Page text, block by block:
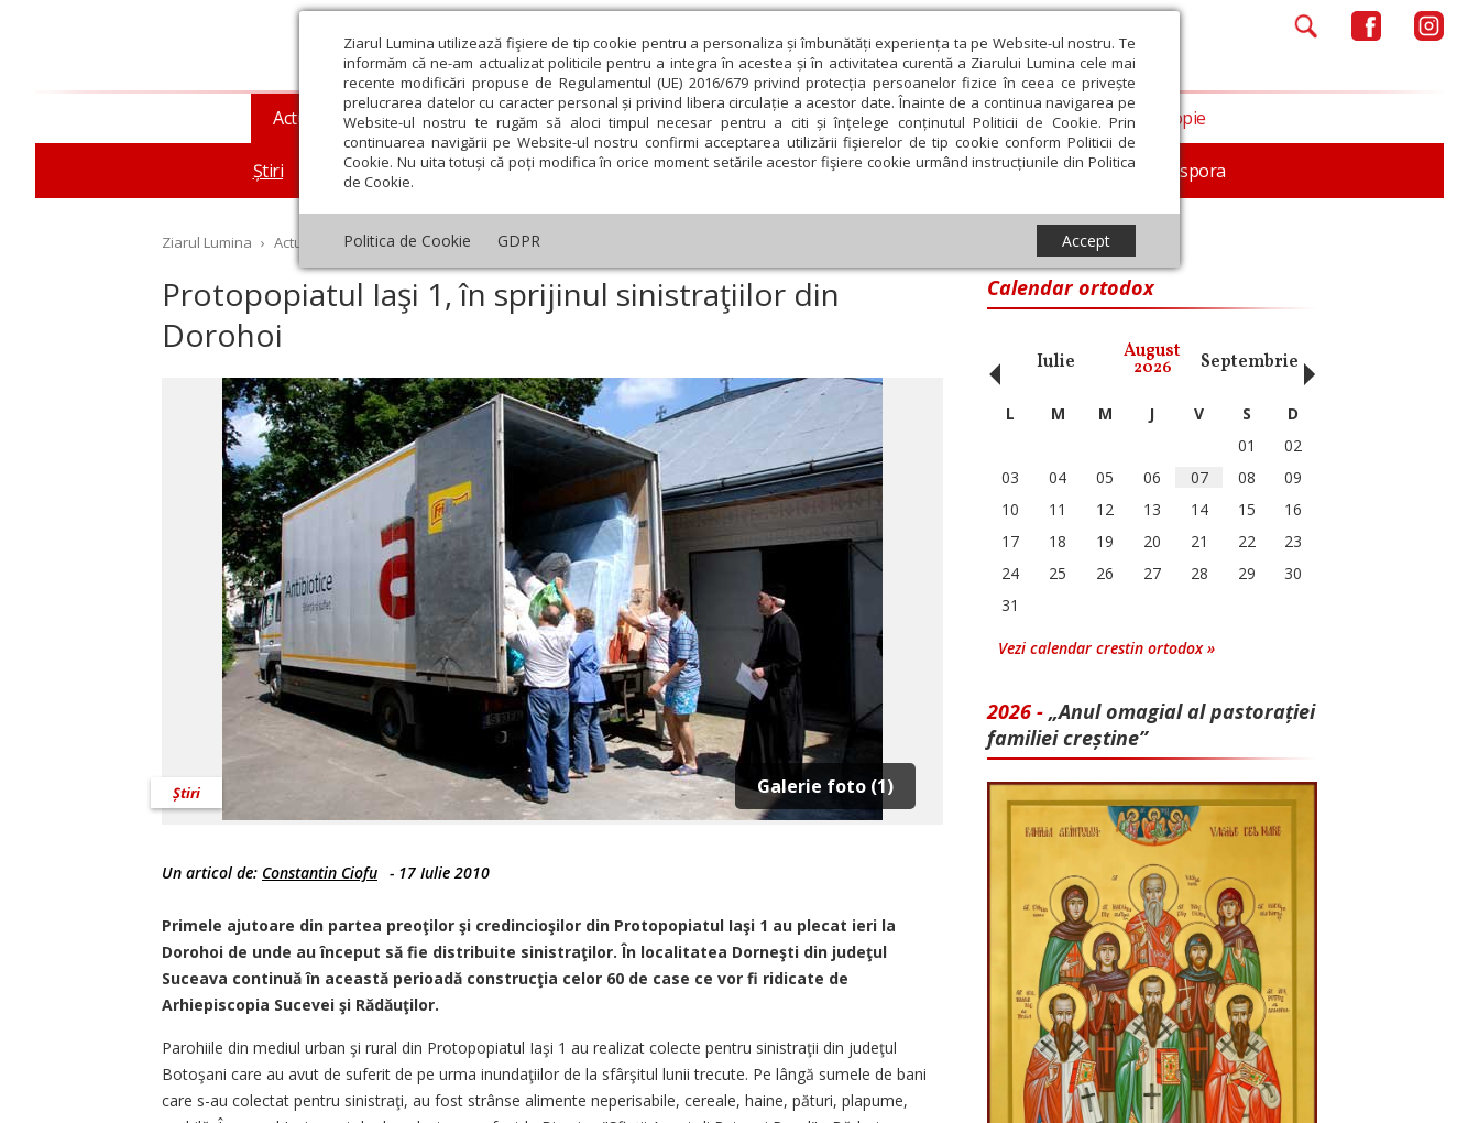
Ziarul Lumina utilizează fişiere de tip cookie pentru a personaliza și îmbunătăți experiența ta pe Website-ul nostru. Te
informăm că ne-am actualizat politicile pentru a integra în acestea și în activitatea curentă a Ziarului Lumina cele mai
recente modificări propuse de Regulamentul (UE) 2016/679 privind protecția persoanelor fizice în ceea ce privește
prelucrarea datelor cu caracter personal și privind libera circulație a acestor date. Înainte de a continua navigarea pe
Website-ul nostru te rugăm să aloci timpul necesar pentru a citi și înțelege conținutul Politicii de Cookie. Prin
continuarea navigării pe Website-ul nostru confirmi acceptarea utilizării fişierelor de tip cookie conform Politicii de
Cookie. Nu uita totuși că poți modifica în orice moment setările acestor fişiere cookie urmând instrucțiunile din Politica
de Cookie.
Politica de Cookie GDPR Accept
Actualitate religioasă
Știri Mesaje și cuvântări An omagial Comunicate de presă Documentar In memoriam Diaspora
Teologie și spiritualitate Educaţie și Cultură Societate Opinii Filantropie
Ziarul Lumina › Actualitate religioasă › Știri › Protopopiatul Iaşi 1, în sprijinul sinistraţiilor din Dorohoi
Protopopiatul Iaşi 1, în sprijinul sinistraţiilor din
Dorohoi
Galerie foto (1)
Știri
Un articol de: Constantin Ciofu - 17 Iulie 2010
Primele ajutoare din partea preoţilor şi credincioşilor din Protopopiatul Iaşi 1 au plecat ieri la
Dorohoi de unde au început să fie distribuite sinistraţilor. În localitatea Dorneşti din judeţul
Suceava continuă în această perioadă construcţia celor 60 de case ce vor fi ridicate de
Arhiepiscopia Sucevei şi Rădăuţilor.
Parohiile din mediul urban şi rural din Protopopiatul Iaşi 1 au realizat colecte pentru sinistraţii din judeţul
Botoşani care au avut de suferit de pe urma inundaţiilor de la sfârşitul lunii trecute. Pe lângă sumele de bani
care s-au colectat pentru sinistraţi, au fost strânse alimente neperisabile, cereale, haine, pături, plapume,
Calendar ortodox
Iulie August
2026 Septembrie Octombrie
‹ L M M J V S
D
01
02
03
04 05 06 07 08
09
10
11 12 13 14 15
16
17
18 19 20 21 22
23
24
25 26 27 28 29
30
31
Vezi calendar crestin ortodox »
2026 - „Anul omagial al pastorației
familiei creștine”